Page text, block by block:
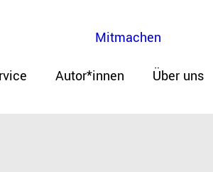
Autor*innen Über uns
Mitmachen